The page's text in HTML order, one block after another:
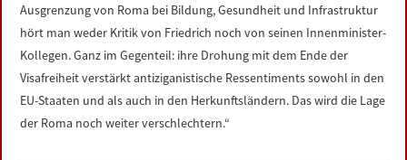
Ausgrenzung von Roma bei Bildung, Gesundheit und Infrastruktur
hört man weder Kritik von Friedrich noch von seinen Innenminister-
Kollegen. Ganz im Gegenteil: ihre Drohung mit dem Ende der
Visafreiheit verstärkt antiziganistische Ressentiments sowohl in den
EU-Staaten und als auch in den Herkunftsländern. Das wird die Lage
der Roma noch weiter verschlechtern.“